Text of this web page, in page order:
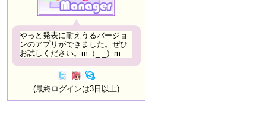
やっと発表に耐えうるバージョ
ンのアプリができました。ぜひ
お試しください。m（_ _）m
(最終ログインは3日以上)